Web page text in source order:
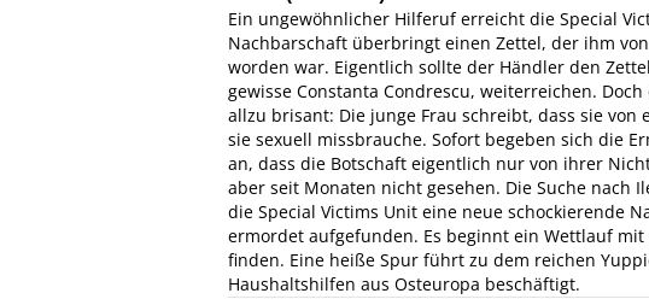
Ein ungewöhnlicher Hilferuf erreicht die Special
Nachbarschaft überbringt einen Zettel, der ihm
worden war. Eigentlich sollte der Händler den
gewisse Constanta Condrescu, weiterreichen.
allzu brisant: Die junge Frau schreibt, dass sie
sie sexuell missbrauche. Sofort begeben sich die
an, dass die Botschaft eigentlich nur von ihrer
aber seit Monaten nicht gesehen. Die Suche nach
die Special Victims Unit eine neue schockierende
ermordet aufgefunden. Es beginnt ein Wettlauf
finden. Eine heiße Spur führt zu dem reichen
Haushaltshilfen aus Osteuropa beschäftigt.